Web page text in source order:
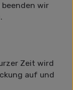
beenden wir
Zeit wird
auf und